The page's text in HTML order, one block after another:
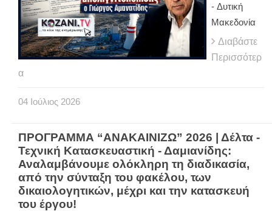
- Δυτική
Μακεδονία
Διαβάστε
Περισσότερ
α
04 Ιούλιος 2026
ΠΡΟΓΡΑΜΜΑ “ΑΝΑΚΑΙΝΙΖΩ” 2026 | Δέλτα -
Τεχνική Κατασκευαστική - Δαμιανίδης:
Αναλαμβάνουμε ολόκληρη τη διαδικασία,
από την σύνταξη του φακέλου, των
δικαιολογητικών, μέχρι και την κατασκευή
του έργου!